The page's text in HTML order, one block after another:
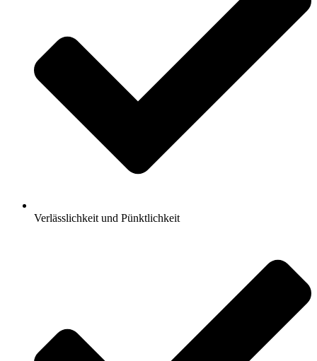
Verlässlichkeit und Pünktlichkeit